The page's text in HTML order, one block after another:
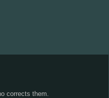
corrects them.